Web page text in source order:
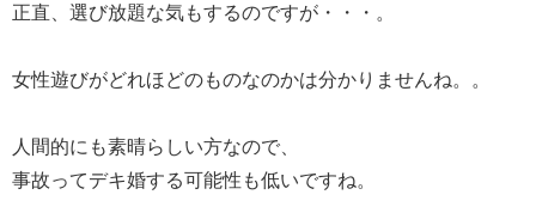
正直、選び放題な気もするのですが・・・。
女性遊びがどれほどのものなのかは分かりませんね。。
人間的にも素晴らしい方なので、
事故ってデキ婚する可能性も低いですね。